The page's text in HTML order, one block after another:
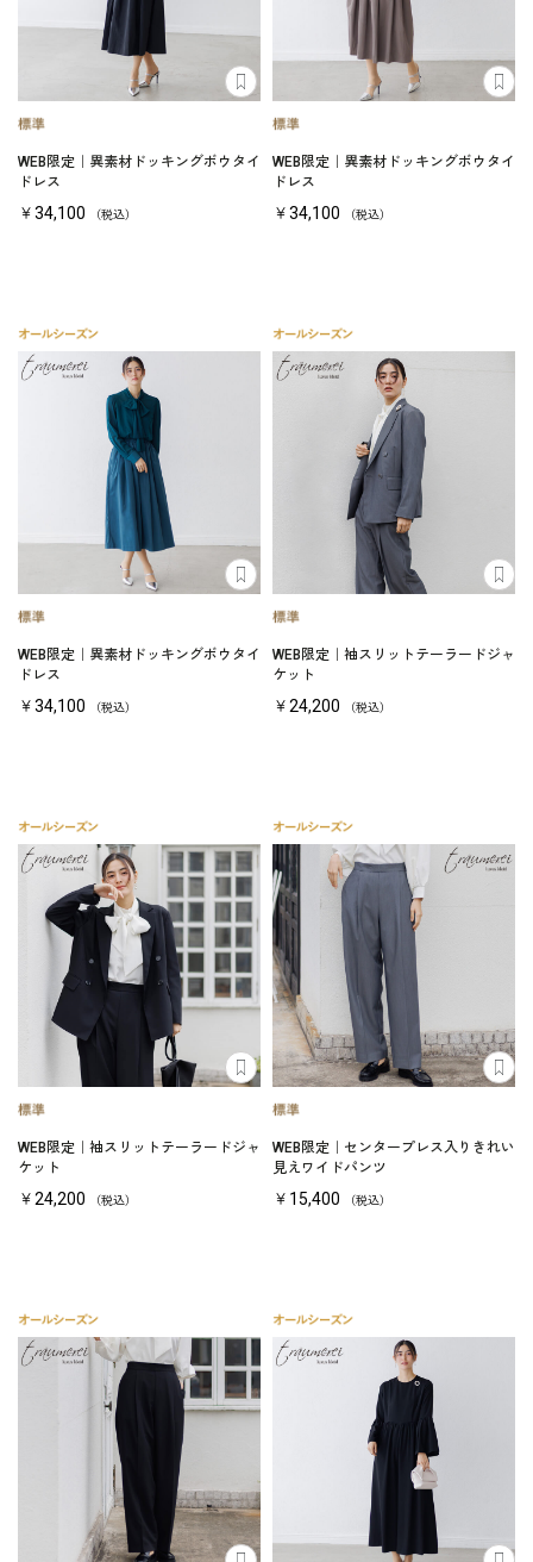
WEB限定｜異素材ドッキングボウタイ
ドレス
￥34,100 （税込）
WEB限定｜異素材ドッキングボウタイ
ドレス
￥34,100 （税込）
WEB限定｜異素材ドッキングボウタイ
ドレス
￥34,100 （税込）
WEB限定｜袖スリットテーラードジャ
ケット
￥24,200 （税込）
WEB限定｜袖スリットテーラードジャ
ケット
￥24,200 （税込）
WEB限定｜センタープレス入りきれい
見えワイドパンツ
￥15,400 （税込）